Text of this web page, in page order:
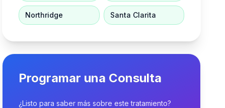
Northridge Santa Clarita
Programar una Consulta
¿Listo para saber más sobre este tratamiento?